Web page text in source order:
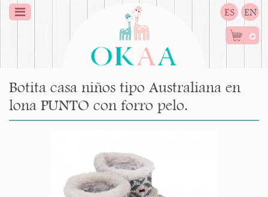
ES EN
0
Botita casa niños tipo Australiana en
lona PUNTO con forro pelo.